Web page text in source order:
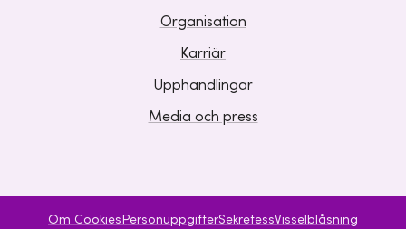
Organisation
Karriär
Upphandlingar
Media och press
Om CookiesPersonuppgifterSekretessVisselblåsning